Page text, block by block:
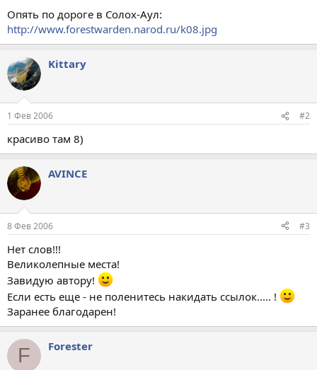
Опять по дороге в Солох-Аул:
http://www.forestwarden.narod.ru/k08.jpg
Kittary
1 Фев 2006 #2
красиво там 8)
AVINCE
8 Фев 2006 #3
Нет слов!!!
Великолепные места!
Завидую автору!
Если есть еще - не поленитесь накидать ссылок..... !
Заранее благодарен!
F Forester